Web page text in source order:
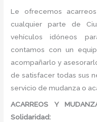
Le ofrecemos
cualquier parte de
vehículos idóneos
contamos con un
acompañarlo y
de satisfacer todas sus
servicio de mudanza o
ACARREOS Y
Solidaridad: